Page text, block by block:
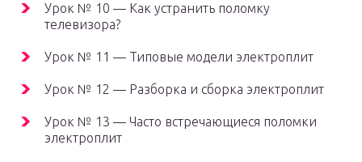
Урок № 10 — Как устранить поломку
телевизора?
Урок № 11 — Типовые модели электроплит
Урок № 12 — Разборка и сборка электроплит
Урок № 13 — Часто встречающиеся поломки
электроплит